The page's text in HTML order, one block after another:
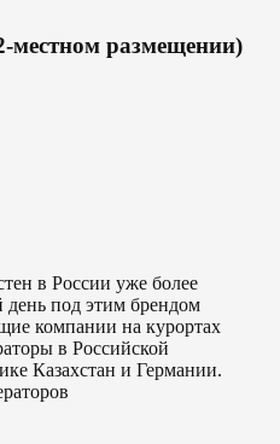
местном размещении)
в России уже более
день под этим брендом
компании на курортах
в Российской
Казахстан и Германии.